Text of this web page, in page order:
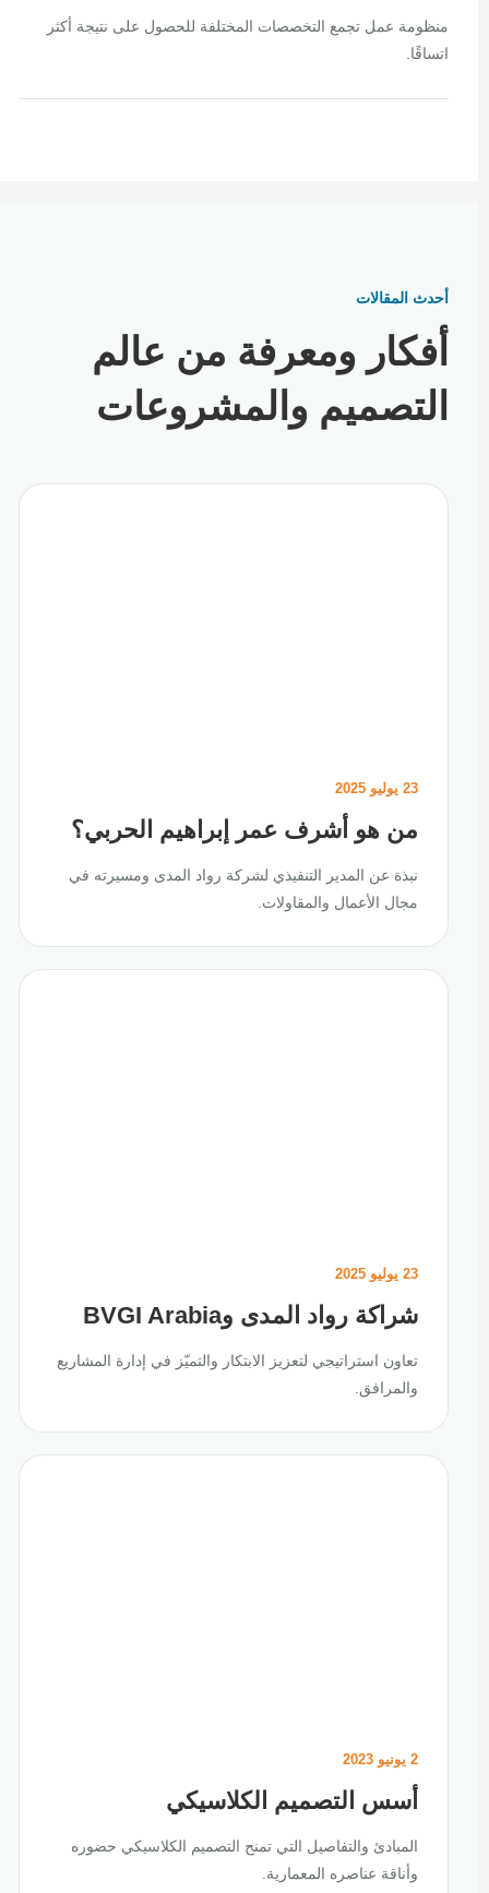
منظومة عمل تجمع التخصصات المختلفة للحصول على نتيجة أكثر
اتساقًا.
أحدث المقالات
أفكار ومعرفة من عالم
التصميم والمشروعات
23 يوليو 2025
من هو أشرف عمر إبراهيم الحربي؟
نبذة عن المدير التنفيذي لشركة رواد المدى ومسيرته في
مجال الأعمال والمقاولات.
23 يوليو 2025
شراكة رواد المدى وBVGI Arabia
تعاون استراتيجي لتعزيز الابتكار والتميّز في إدارة المشاريع
والمرافق.
أسس التصميم الكلاسيكي
المبادئ والتفاصيل التي تمنح التصميم الكلاسيكي حضوره
وأناقة عناصره المعمارية.